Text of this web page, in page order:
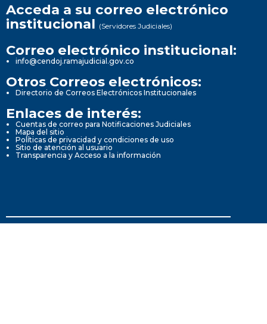
Acceda a su correo electrónico
institucional (Servidores Judiciales)
Correo electrónico institucional:
info@cendoj.ramajudicial.gov.co
Otros Correos electrónicos:
Directorio de Correos Electrónicos Institucionales
Enlaces de interés:
Cuentas de correo para Notificaciones Judiciales
Mapa del sitio
Políticas de privacidad y condiciones de uso
Sitio de atención al usuario
Transparencia y Acceso a la información